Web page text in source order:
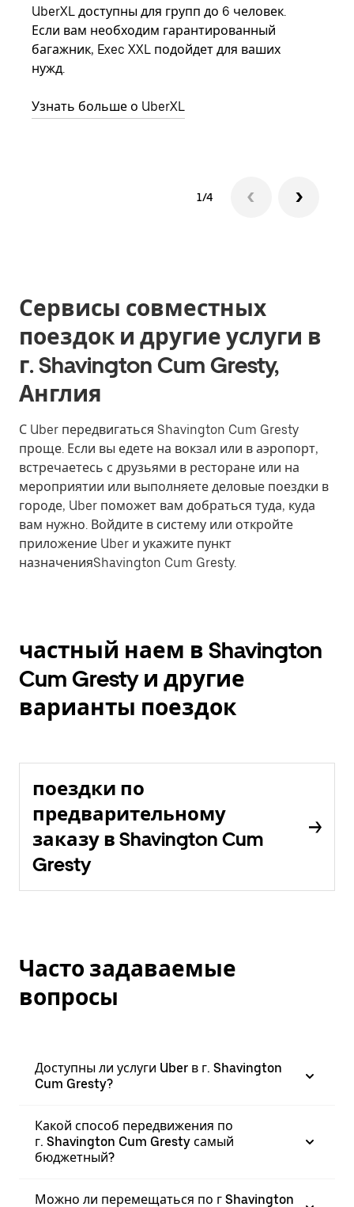
UberXL доступны для групп до 6 человек.
Если вам необходим гарантированный
багажник, Exec XXL подойдет для ваших
нужд.
Узнать больше о UberXL
1/4
Сервисы совместных
поездок и другие услуги в
г. Shavington Cum Gresty,
Англия
С Uber передвигаться Shavington Cum Gresty
проще. Если вы едете на вокзал или в аэропорт,
встречаетесь с друзьями в ресторане или на
мероприятии или выполняете деловые поездки в
городе, Uber поможет вам добраться туда, куда
вам нужно. Войдите в систему или откройте
приложение Uber и укажите пункт
назначенияShavington Cum Gresty.
частный наем в Shavington
Cum Gresty и другие
варианты поездок
поездки по
предварительному
заказу в Shavington Cum
Gresty
Часто задаваемые
вопросы
Доступны ли услуги Uber в г. Shavington
Cum Gresty?
Какой способ передвижения по
г. Shavington Cum Gresty самый
бюджетный?
Можно ли перемещаться по г Shavington